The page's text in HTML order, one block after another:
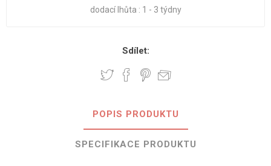
dodací lhůta : 1 - 3 týdny
Sdílet:
POPIS PRODUKTU
SPECIFIKACE PRODUKTU